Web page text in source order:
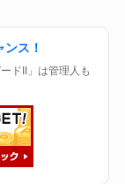
ス！
ドII」は管理人も